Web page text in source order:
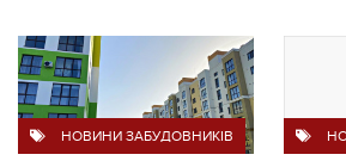
НОВИНИ ЗАБУДОВНИКІВ